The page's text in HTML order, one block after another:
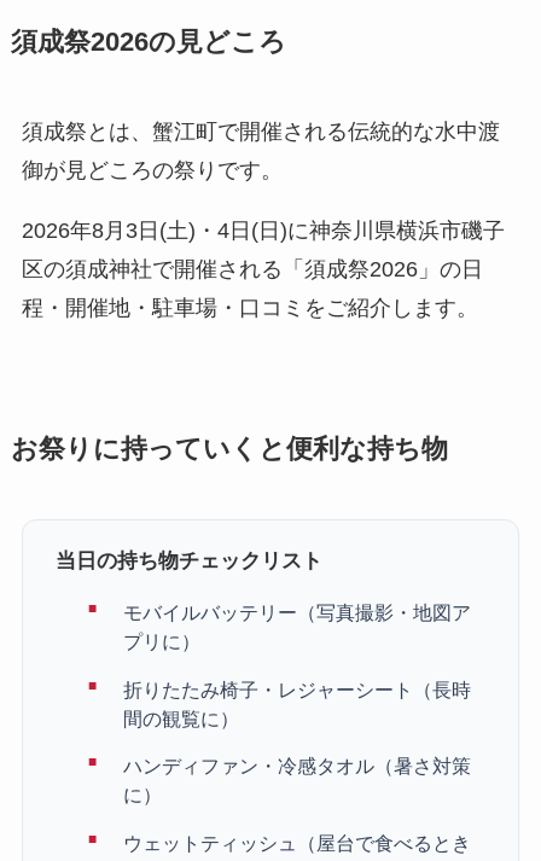
須成祭2026の見どころ
須成祭とは、蟹江町で開催される伝統的な水中渡
御が見どころの祭りです。
2026年8月3日(土)・4日(日)に神奈川県横浜市磯子
区の須成神社で開催される「須成祭2026」の日
程・開催地・駐車場・口コミをご紹介します。
お祭りに持っていくと便利な持ち物
当日の持ち物チェックリスト
モバイルバッテリー（写真撮影・地図ア
プリに）
折りたたみ椅子・レジャーシート（長時
間の観覧に）
ハンディファン・冷感タオル（暑さ対策
に）
ウェットティッシュ（屋台で食べるとき